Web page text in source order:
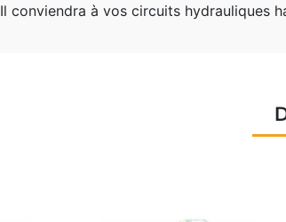
Il conviendra à vos circuits hydrauliques